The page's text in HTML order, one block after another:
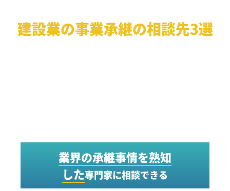
建設業の事業承継の相談先3選
業界の承継事情を熟知
した専門家に相談できる